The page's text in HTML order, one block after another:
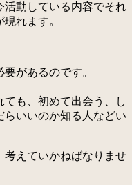
動している内容でそれ
れます。
があるのです。
も、初めて出会う、し
いいのか知る人などい
えていかねばなりませ